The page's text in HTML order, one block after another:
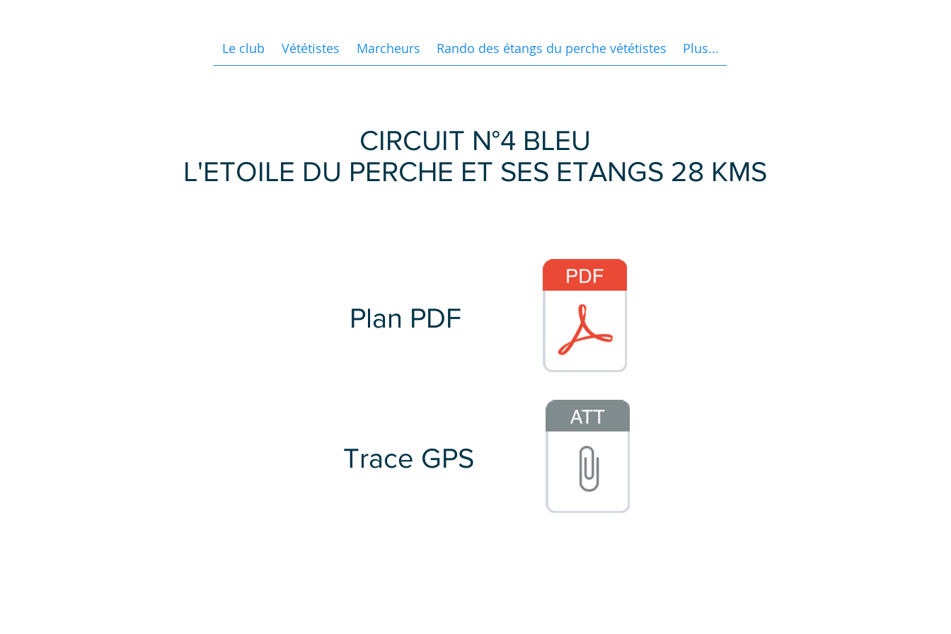
Le club Vététistes Marcheurs Rando des étangs du perche vététistes Plus...
CIRCUIT N°4 BLEU
L'ETOILE DU PERCHE ET SES ETANGS 28 KMS
Plan PDF
Trace GPS